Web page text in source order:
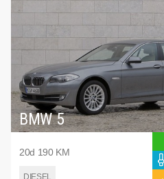
BMW 5
20d 190 KM